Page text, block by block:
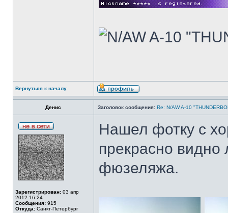
Вернуться к началу
Денис Заголовок сообщения: Re: N/AW A-10
Зарегистрирован: 03 апр
2012 16:24
Сообщения: 915
Откуда: Санкт-Петербург
Нашел фотку с
прекрасно
фюзеляжа.